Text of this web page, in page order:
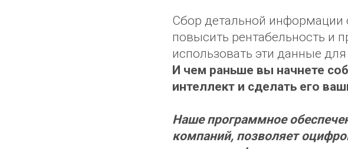
Сбор детальной информации
повысить рентабельность и
использовать эти данные
И чем раньше вы начнете
интеллект и сделать его
Наше программное
компаний, позволяет